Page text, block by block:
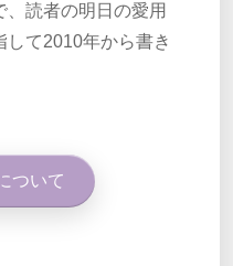
読者の明日の愛用
て2010年から書き
ついて